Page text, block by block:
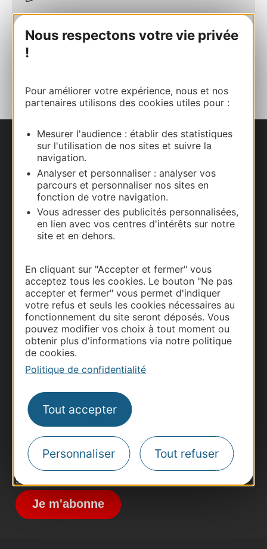
Nous respectons votre vie privée
!
Pour améliorer votre expérience, nous et nos
partenaires utilisons des cookies utiles pour :
Mesurer l'audience : établir des statistiques
sur l'utilisation de nos sites et suivre la
navigation.
Analyser et personnaliser : analyser vos
parcours et personnaliser nos sites en
fonction de votre navigation.
Vous adresser des publicités personnalisées,
en lien avec vos centres d'intérêts sur notre
site et en dehors.
En cliquant sur "Accepter et fermer" vous
acceptez tous les cookies. Le bouton "Ne pas
accepter et fermer" vous permet d'indiquer
votre refus et seuls les cookies nécessaires au
fonctionnement du site seront déposés. Vous
pouvez modifier vos choix à tout moment ou
obtenir plus d'informations via notre politique
de cookies.
Politique de confidentialité
Tout accepter
Personnaliser Tout refuser
E-mail
Nous contacter
Carte interactive
Documentation
Thermalisme
Business/Mice
Site presse et d'influence
Voyagistes
Destination Sport
Inscrivez-vous à la lettre d'information
Destination Occitanie pour recevoir des
suggestions de séjours, de visites et de sorties.
Je m'abonne